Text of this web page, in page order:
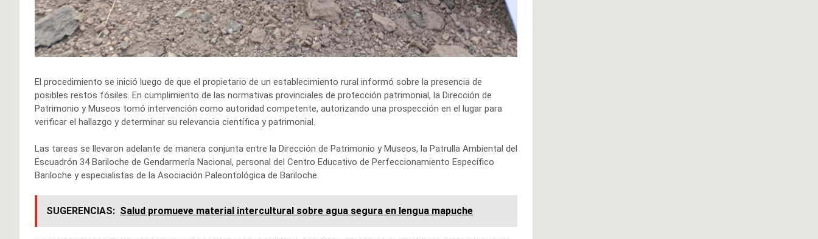
El procedimiento se inició luego de que el propietario de un establecimiento rural informó sobre la presencia de
posibles restos fósiles. En cumplimiento de las normativas provinciales de protección patrimonial, la Dirección de
Patrimonio y Museos tomó intervención como autoridad competente, autorizando una prospección en el lugar para
verificar el hallazgo y determinar su relevancia científica y patrimonial.
Las tareas se llevaron adelante de manera conjunta entre la Dirección de Patrimonio y Museos, la Patrulla Ambiental del
Escuadrón 34 Bariloche de Gendarmería Nacional, personal del Centro Educativo de Perfeccionamiento Específico
Bariloche y especialistas de la Asociación Paleontológica de Bariloche.
SUGERENCIAS: Salud promueve material intercultural sobre agua segura en lengua mapuche